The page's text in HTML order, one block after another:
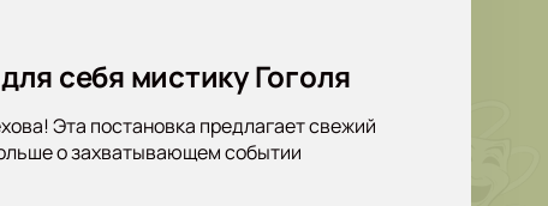
себя мистику Гоголя
Эта постановка предлагает свежий
о захватывающем событии